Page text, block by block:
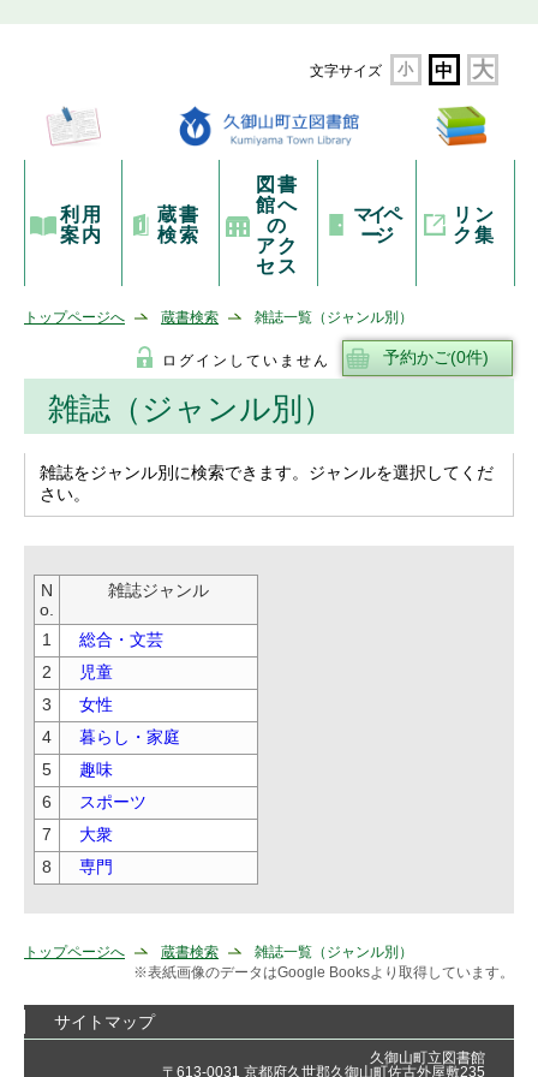
文字サイズ 小 中 大
利用
案内
蔵書
検索
図書
館へ
の
アク
セス
マイペ
ージ
リン
ク集
トップページへ 蔵書検索 雑誌一覧（ジャンル別）
ログインしていません
雑誌（ジャンル別）
雑誌をジャンル別に検索できます。ジャンルを選択してくだ
さい。
N
o.
雑誌ジャンル
1
総合・文芸
2
児童
3
女性
4
暮らし・家庭
5
趣味
6
スポーツ
7
大衆
8
専門
トップページへ 蔵書検索
雑誌一覧（ジャンル別）
※表紙画像のデータはGoogle Booksより取得しています。
サイトマップ
久御山町立図書館
〒613-0031 京都府久世郡久御山町佐古外屋敷235